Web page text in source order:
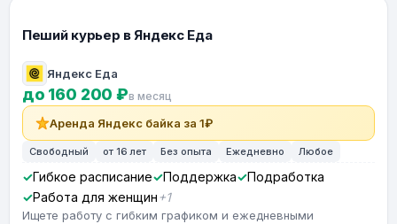
Пеший курьер в Яндекс Еда
Яндекс Еда
до 160 200 ₽в месяц
Аренда Яндекс байка за 1₽
Свободный от 16 лет Без опыта Ежедневно Любое
Гибкое расписание Поддержка
Подработка
Работа для женщин +1
Ищете работу с гибким графиком и ежедневными